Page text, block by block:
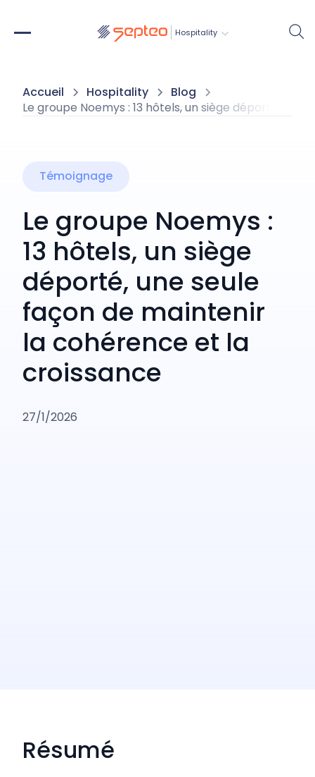
Hospitality
Accueil Hospitality
Blog
Le groupe Noemys : 13 hôtels, un siège déporté,
Témoignage
Le groupe Noemys :
13 hôtels, un siège
déporté, une seule
façon de maintenir
la cohérence et la
croissance
27/1/2026
Résumé